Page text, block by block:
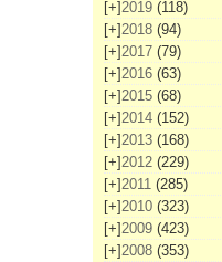
[+]2019 (118)
[+]2018 (94)
[+]2017 (79)
[+]2016 (63)
[+]2015 (68)
[+]2014 (152)
[+]2013 (168)
[+]2012 (229)
[+]2011 (285)
[+]2010 (323)
[+]2009 (423)
[+]2008 (353)